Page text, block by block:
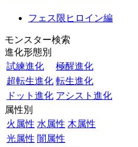
フェス限ヒロイン編
モンスター検索
進化形態別
試練進化
極醒進化
超転生進化 転生進化
ドット進化 アシスト進化
属性別
火属性 水属性 木属性
光属性 闇属性